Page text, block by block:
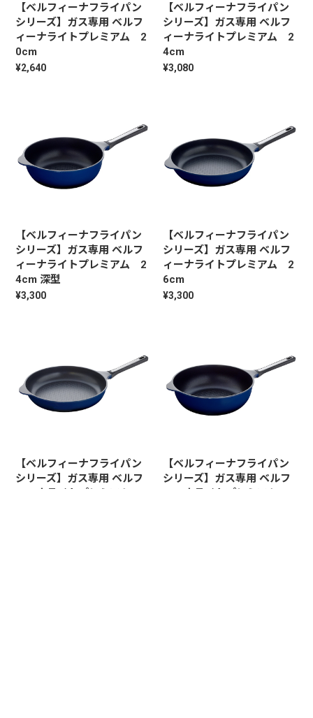
【ベルフィーナフライパン
シリーズ】ガス専用 ベルフ
ィーナライトプレミアム 2
0cm
¥2,640
【ベルフィーナフライパン
シリーズ】ガス専用 ベルフ
ィーナライトプレミアム 2
4cm
¥3,080
【ベルフィーナフライパン
シリーズ】ガス専用 ベルフ
ィーナライトプレミアム 2
4cm 深型
¥3,300
【ベルフィーナフライパン
シリーズ】ガス専用 ベルフ
ィーナライトプレミアム 2
6cm
¥3,300
【ベルフィーナフライパン
シリーズ】ガス専用 ベルフ
ィーナライトプレミアム 2
【ベルフィーナフライパン
シリーズ】ガス専用 ベルフ
ィーナライトプレミアム 2